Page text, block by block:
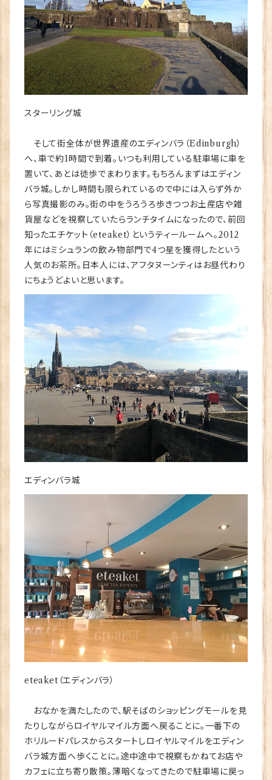
スターリング城
そして街全体が世界遺産のエディンバラ（Edinburgh）
へ、車で約1時間で到着。いつも利用している駐車場に車を
置いて、あとは徒歩でまわります。もちろんまずはエディン
バラ城。しかし時間も限られているので中には入らず外か
ら写真撮影のみ。街の中をうろうろ歩きつつお土産店や雑
貨屋などを視察していたらランチタイムになったので、前回
知ったエチケット（eteaket）というティールームへ。2012
年にはミシュランの飲み物部門で4つ星を獲得したという
人気のお茶所。日本人には、アフタヌーンティはお昼代わり
にちょうどよいと思います。
エディンバラ城
eteaket（エディンバラ）
おなかを満たしたので、駅そばのショッピングモールを見
たりしながらロイヤルマイル方面へ戻ることに。一番下の
ホリルードパレスからスタートしロイヤルマイルをエディン
バラ城方面へ歩くことに。途中途中で視察もかねてお店や
カフェに立ち寄り散策。薄暗くなってきたので駐車場に戻っ